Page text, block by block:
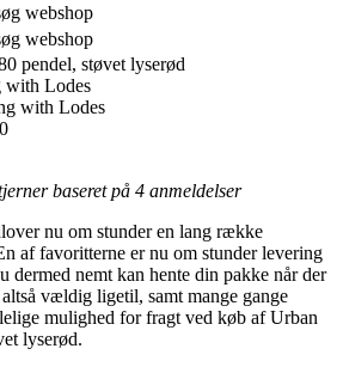
webshop
webshop
pendel, støvet lyserød
with Lodes
with Lodes
baseret på 4 anmeldelser
nu om stunder en lang række
af favoritterne er nu om stunder levering
dermed nemt kan hente din pakke når der
vældig ligetil, samt mange gange
mulighed for fragt ved køb af Urban
lyserød.